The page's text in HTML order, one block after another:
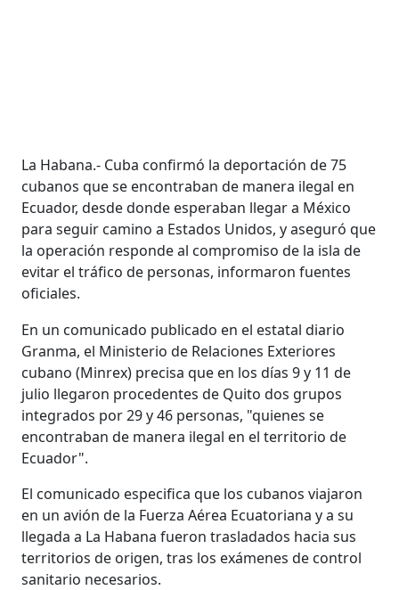
La Habana.- Cuba confirmó la deportación de 75
cubanos que se encontraban de manera ilegal en
Ecuador, desde donde esperaban llegar a México
para seguir camino a Estados Unidos, y aseguró que
la operación responde al compromiso de la isla de
evitar el tráfico de personas, informaron fuentes
oficiales.
En un comunicado publicado en el estatal diario
Granma, el Ministerio de Relaciones Exteriores
cubano (Minrex) precisa que en los días 9 y 11 de
julio llegaron procedentes de Quito dos grupos
integrados por 29 y 46 personas, "quienes se
encontraban de manera ilegal en el territorio de
Ecuador".
El comunicado especifica que los cubanos viajaron
en un avión de la Fuerza Aérea Ecuatoriana y a su
llegada a La Habana fueron trasladados hacia sus
territorios de origen, tras los exámenes de control
sanitario necesarios.